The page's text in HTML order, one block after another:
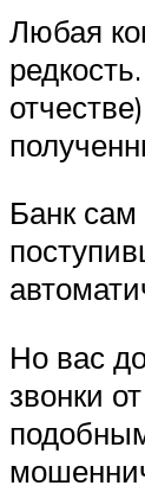
Любая
Банк сам
Но вас
звонки